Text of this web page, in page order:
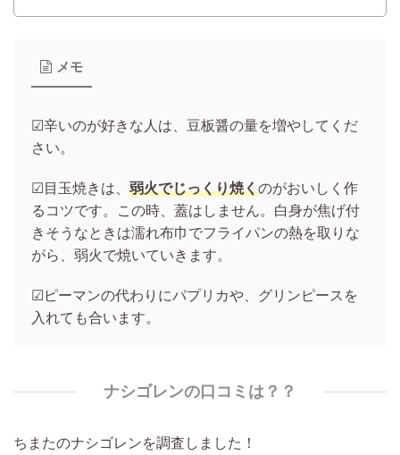
メモ
☑辛いのが好きな人は、豆板醤の量を増やしてくだ
さい。
☑目玉焼きは、 弱火でじっくり焼くのがおいしく作
るコツです。この時、蓋はしません。白身が焦げ付
きそうなときは濡れ布巾でフライパンの熱を取りな
がら、弱火で焼いていきます。
☑ピーマンの代わりにパプリカや、グリンピースを
入れても合います。
ナシゴレンの口コミは？？
ちまたのナシゴレンを調査しました！